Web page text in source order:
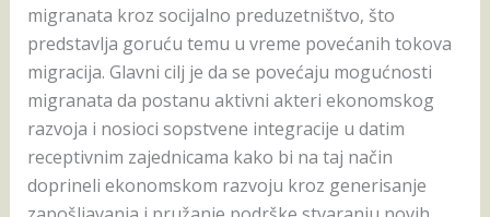
migranata kroz socijalno preduzetništvo, što
predstavlja goruću temu u vreme povećanih tokova
migracija. Glavni cilj je da se povećaju mogućnosti
migranata da postanu aktivni akteri ekonomskog
razvoja i nosioci sopstvene integracije u datim
receptivnim zajednicama kako bi na taj način
doprineli ekonomskom razvoju kroz generisanje